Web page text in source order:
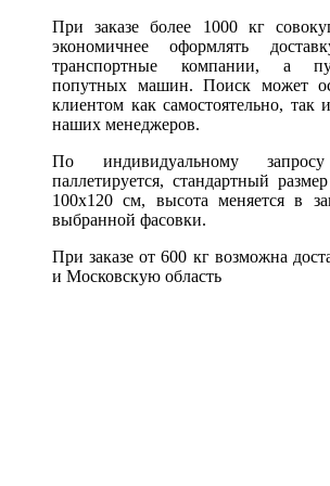
При заказе более 1000 кг
экономичнее оформлять
транспортные компании, а
попутных машин. Поиск может
клиентом как самостоятельно,
наших менеджеров.
По индивидуальному
паллетируется, стандартный
100х120 см, высота меняется в
выбранной фасовки.
При заказе от 600 кг возможна
и Московскую область